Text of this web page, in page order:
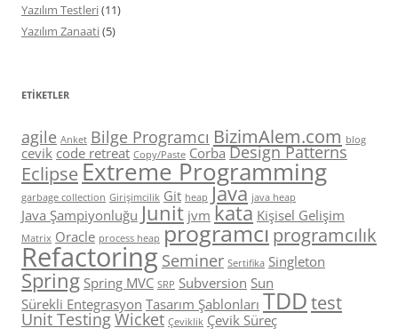
Yazılım Testleri(11)
Yazılım Zanaati(5)
ETIKETLER
agile Anket Bilge Programcı BizimAlem.com blog
cevik code retreat Copy/Paste Corba Design Patterns
Eclipse Extreme Programming
garbage collection Girişimcilik Git heap Java java heap
Java Şampiyonluğu Junit jvm kata Kişisel Gelişim
Matrix Oracle process heap programcı programcılık
Refactoring Seminer Sertifika Singleton
Spring Spring MVC SRP Subversion Sun
Sürekli Entegrasyon Tasarım Şablonları TDDtest
Unit TestingWicket Çeviklik Çevik Süreç